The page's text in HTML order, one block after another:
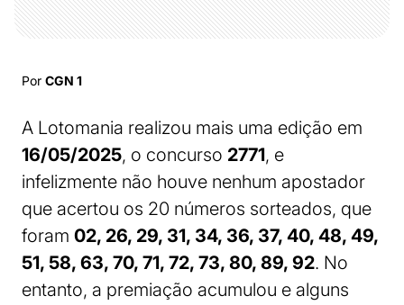
Por CGN 1
A Lotomania realizou mais uma edição em
16/05/2025, o concurso 2771, e
infelizmente não houve nenhum apostador
que acertou os 20 números sorteados, que
foram 02, 26, 29, 31, 34, 36, 37, 40, 48, 49,
51, 58, 63, 70, 71, 72, 73, 80, 89, 92. No
entanto, a premiação acumulou e alguns